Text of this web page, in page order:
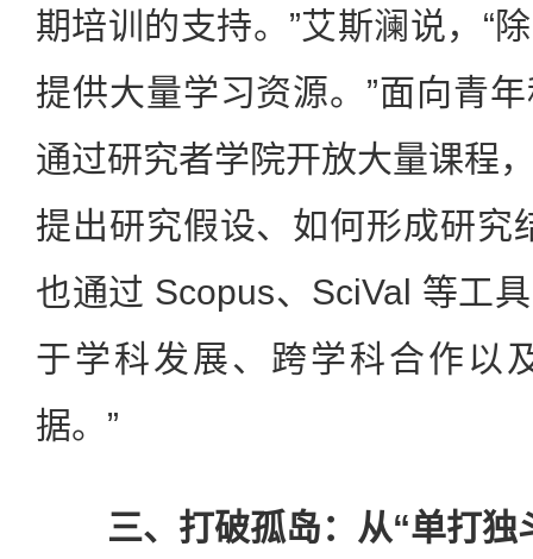
期培训的支持。”艾斯澜说，“
提供大量学习资源。”面向青
通过研究者学院开放大量课程
提出研究假设、如何形成研究
也通过 Scopus、SciVal 等工
于学科发展、跨学科合作以
据。”
三、打破孤岛：从“单打独